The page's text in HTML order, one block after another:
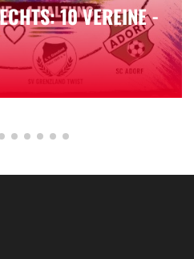
10 VEREINE -